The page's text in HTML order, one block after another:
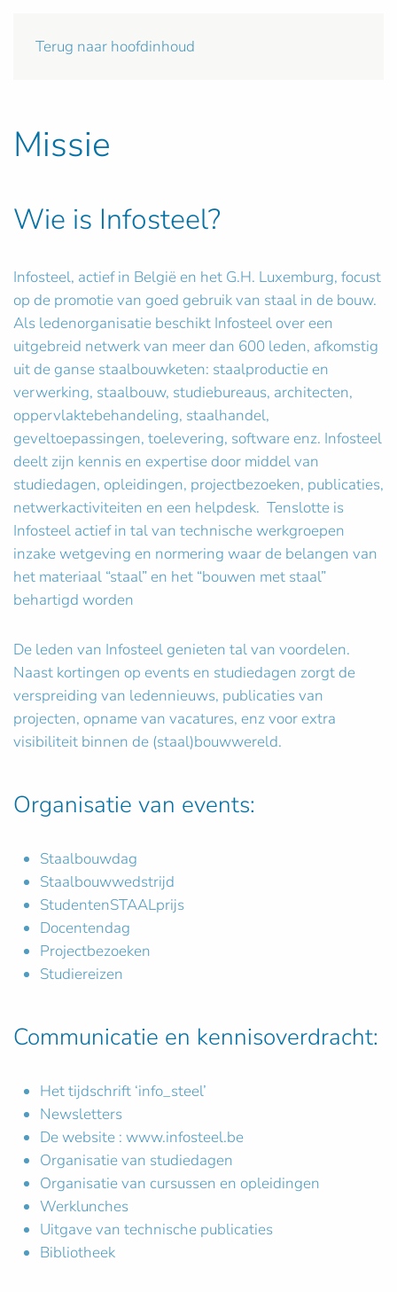
Terug naar hoofdinhoud
Missie
Wie is Infosteel?
Infosteel, actief in België en het G.H. Luxemburg, focust
op de promotie van goed gebruik van staal in de bouw.
Als ledenorganisatie beschikt Infosteel over een
uitgebreid netwerk van meer dan 600 leden, afkomstig
uit de ganse staalbouwketen: staalproductie en
verwerking, staalbouw, studiebureaus, architecten,
oppervlaktebehandeling, staalhandel,
geveltoepassingen, toelevering, software enz. Infosteel
deelt zijn kennis en expertise door middel van
studiedagen, opleidingen, projectbezoeken, publicaties,
netwerkactiviteiten en een helpdesk. Tenslotte is
Infosteel actief in tal van technische werkgroepen
inzake wetgeving en normering waar de belangen van
het materiaal “staal” en het “bouwen met staal”
behartigd worden
De leden van Infosteel genieten tal van voordelen.
Naast kortingen op events en studiedagen zorgt de
verspreiding van ledennieuws, publicaties van
projecten, opname van vacatures, enz voor extra
visibiliteit binnen de (staal)bouwwereld.
Organisatie van events:
Staalbouwdag
Staalbouwwedstrijd
StudentenSTAALprijs
Docentendag
Projectbezoeken
Studiereizen
Communicatie en kennisoverdracht:
Het tijdschrift ‘info_steel’
Newsletters
De website : www.infosteel.be
Organisatie van studiedagen
Organisatie van cursussen en opleidingen
Werklunches
Uitgave van technische publicaties
Bibliotheek